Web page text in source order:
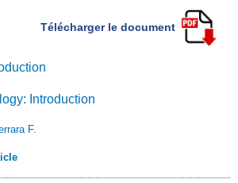
Télécharger le document
Introduction
F.